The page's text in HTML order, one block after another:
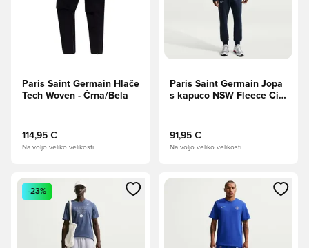
Paris Saint Germain Hlače
Tech Woven - Črna/Bela
114,95 €
Na voljo veliko velikosti
Paris Saint Germain Jopa
s kapuco NSW Fleece City
91,95 €
Na voljo veliko velikosti
Odpre Modal za prijavo ali vpis kot član
-23%
Odpre Modal za prijavo ali